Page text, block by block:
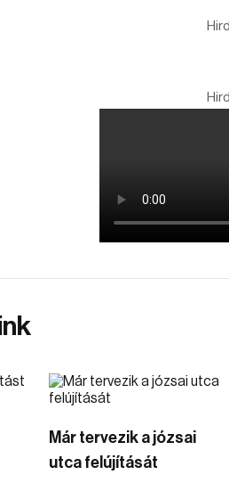
Már tervezik a józsai
utca felújítását